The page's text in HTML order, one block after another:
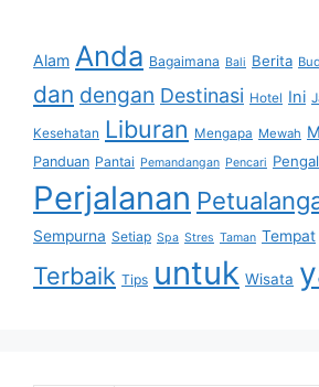
Alam Anda Bagaimana Bali Berita
dan dengan Destinasi Hotel Ini
Kesehatan Liburan Mengapa Mewah
Panduan Pantai Pemandangan Pencari
Perjalanan
Sempurna Setiap Spa Stres Taman Tempat
Terbaik Tips untuk Wisata